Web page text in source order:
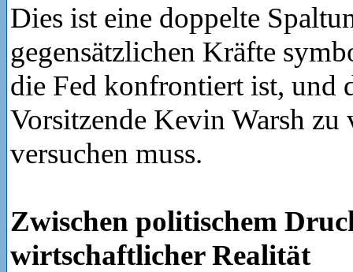
Dies ist eine doppelte
gegensätzlichen Kräfte
die Fed konfrontiert ist, und
Vorsitzende Kevin Warsh zu
versuchen muss.
Zwischen politischem
wirtschaftlicher Realität